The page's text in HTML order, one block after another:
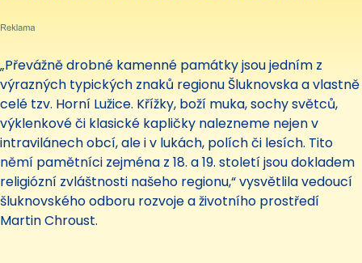
„Převážně drobné kamenné památky jsou jedním z
výrazných typických znaků regionu Šluknovska a vlastně
celé tzv. Horní Lužice. Křížky, boží muka, sochy světců,
výklenkové či klasické kapličky nalezneme nejen v
intravilánech obcí, ale i v lukách, polích či lesích. Tito
němí pamětníci zejména z 18. a 19. století jsou dokladem
religiózní zvláštnosti našeho regionu,“ vysvětlila vedoucí
šluknovského odboru rozvoje a životního prostředí
Martin Chroust.